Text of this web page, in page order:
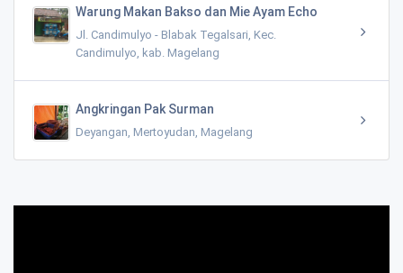
Warung Makan Bakso dan Mie Ayam Echo
Jl. Candimulyo - Blabak Tegalsari, Kec.
Candimulyo, kab. Magelang
Angkringan Pak Surman
Deyangan, Mertoyudan, Magelang